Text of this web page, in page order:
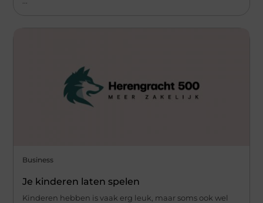
Business
Je kinderen laten spelen
Kinderen hebben is vaak erg leuk, maar soms ook wel